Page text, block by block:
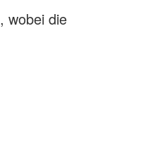
wobei die